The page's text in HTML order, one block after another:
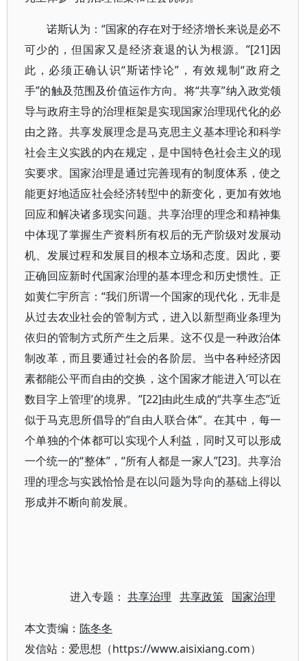
诺斯认为：“国家的存在对于经济增长来说是必不
可少的，但国家又是经济衰退的认为根源。”[21]因
此，必须正确认识“斯诺悖论”，有效规制“政府之
手”的触及范围及价值运作方向。将“共享”纳入政党领
导与政府主导的治理框架是实现国家治理现代化的必
由之路。共享发展理念是马克思主义基本理论和科学
社会主义实践的内在规定，是中国特色社会主义的现
实要求。国家治理是通过完善现有的制度体系，使之
能更好地适应社会经济转型中的新变化，更加有效地
回应和解决诸多现实问题。共享治理的理念和精神集
中体现了掌握生产资料所有权后的无产阶级对发展动
机、发展过程和发展目的根本立场和态度。因此，要
正确回应新时代国家治理的基本理念和历史惯性。正
如黄仁宇所言：“我们所谓一个国家的现代化，无非是
从过去农业社会的管制方式，进入以新型商业条理为
依归的管制方式所产生之后果。这不仅是一种政治体
制改革，而且要通过社会的各阶层。当中各种经济因
素都能公平而自由的交换，这个国家才能进入‘可以在
数目字上管理’的境界。”[22]由此生成的“共享生态”近
似于马克思所倡导的“自由人联合体”。在其中，每一
个单独的个体都可以实现个人利益，同时又可以形成
一个统一的“整体”，“所有人都是一家人”[23]。共享治
理的理念与实践恰恰是在以问题为导向的基础上得以
形成并不断向前发展。
进入专题：共享治理 共享政策 国家治理
本文责编： 陈冬冬
发信站：爱思想（https://www.aisixiang.com）